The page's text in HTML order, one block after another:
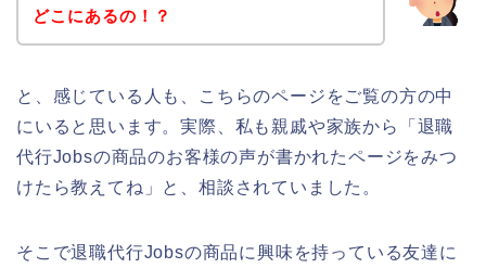
どこにあるの！？
と、感じている人も、こちらのページをご覧の方の中
にいると思います。実際、私も親戚や家族から「退職
代行Jobsの商品のお客様の声が書かれたページをみつ
けたら教えてね」と、相談されていました。
そこで退職代行Jobsの商品に興味を持っている友達に